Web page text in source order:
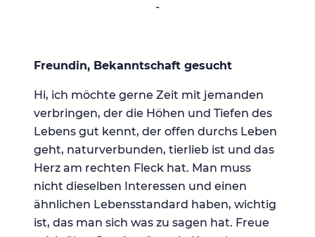
-
Freundin, Bekanntschaft gesucht
Hi, ich möchte gerne Zeit mit jemanden
verbringen, der die Höhen und Tiefen des
Lebens gut kennt, der offen durchs Leben
geht, naturverbunden, tierlieb ist und das
Herz am rechten Fleck hat. Man muss
nicht dieselben Interessen und einen
ähnlichen Lebensstandard haben, wichtig
ist, das man sich was zu sagen hat. Freue